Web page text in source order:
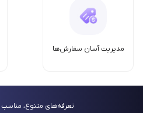
مدیریت آسان سفارش‌ها
تعرفه‌های متنوع،